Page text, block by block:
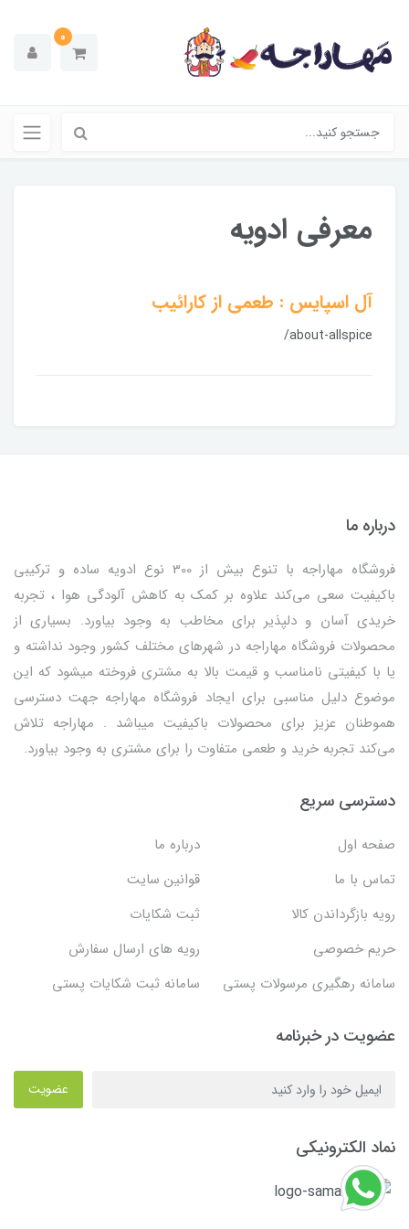
0
معرفی ادویه
آل اسپایس : طعمی از کارائیب
/about-allspice
درباره ما
فروشگاه مهاراجه با تنوع بیش از 300 نوع ادویه ساده و ترکیبی
باکیفیت سعی می‌کند علاوه بر کمک به کاهش آلودگی هوا ، تجربه
خریدی آسان و دلپذیر برای مخاطب به وجود بیاورد. بسیاری از
محصولات فروشگاه مهاراجه در شهرهای مختلف کشور وجود نداشته و
یا با کیفیتی نامناسب و قیمت بالا به مشتری فروخته میشود که این
موضوع دلیل مناسبی برای ایجاد فروشگاه مهاراجه جهت دسترسی
هموطنان عزیز برای محصولات باکیفیت میباشد . مهاراجه تلاش
می‌کند تجربه خرید و طعمی متفاوت را برای مشتری به وجود بیاورد.
دسترسی سریع
صفحه اول
درباره ما
تماس با ما
قوانین سایت
رویه بازگرداندن کالا
ثبت شکایات
حریم خصوصی
رویه های ارسال سفارش
سامانه رهگیری مرسولات پستی
سامانه ثبت شکایات پستی
عضویت در خبرنامه
عضویت
نماد الکترونیکی